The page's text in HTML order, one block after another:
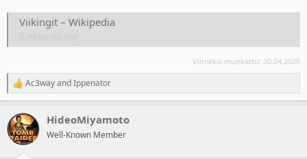
Viikingit – Wikipedia
Viimeksi muokattu: 30.04.2020
R
e
c
t
i
Ac3wayandIppenator
HideoMiyamoto
Well-Known Member